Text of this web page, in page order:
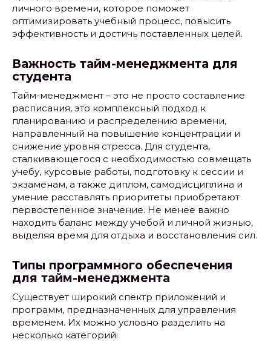
личного времени, которое поможет
оптимизировать учебный процесс, повысить
эффективность и достичь поставленных целей.
Важность тайм-менеджмента для
студента
Тайм-менеджмент – это не просто составление
расписания, это комплексный подход к
планированию и распределению времени,
направленный на повышение концентрации и
снижение уровня стресса. Для студента,
сталкивающегося с необходимостью совмещать
учебу, курсовые работы, подготовку к сессии и
экзаменам, а также диплом, самодисциплина и
умение расставлять приоритеты приобретают
первостепенное значение. Не менее важно
находить баланс между учебой и личной жизнью,
выделяя время для отдыха и восстановления сил.
Типы программного обеспечения
для тайм-менеджмента
Существует широкий спектр приложений и
программ, предназначенных для управления
временем. Их можно условно разделить на
несколько категорий: